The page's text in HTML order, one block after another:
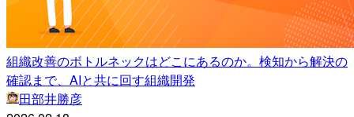
組織改善のボトルネックはどこにあるのか。検知から解決の
確認まで、AIと共に回す組織開発
田部井勝彦